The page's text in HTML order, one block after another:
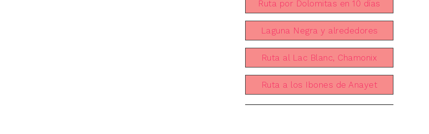
Ruta por Dolomitas en 10 días
Laguna Negra y alrededores
Ruta al Lac Blanc, Chamonix
Ruta a los Ibones de Anayet